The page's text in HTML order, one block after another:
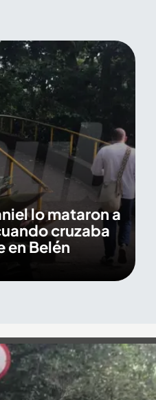
lo mataron a
cruzaba
en Belén